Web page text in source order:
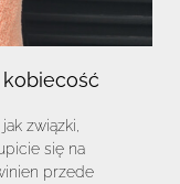
związki,
się na
przede